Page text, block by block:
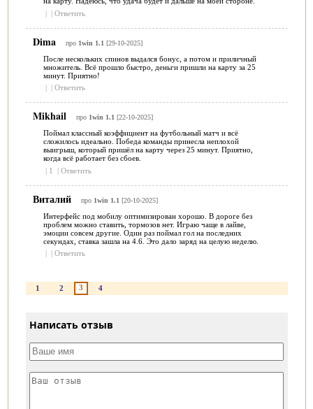
| | Ответить
Dima про 1win 1.1 [29-10-2025]
После нескольких спинов выдался бонус, а потом и приличный
множитель. Всё прошло быстро, деньги пришли на карту за 25
минут. Приятно!
| | Ответить
Mikhail про 1win 1.1 [22-10-2025]
Поймал классный коэффициент на футбольный матч и всё
сложилось идеально. Победа команды принесла неплохой
выигрыш, который пришёл на карту через 25 минут. Приятно,
когда всё работает без сбоев.
| 1 | Ответить
Виталий про 1win 1.1 [20-10-2025]
Интерфейс под мобилу оптимизирован хорошо. В дороге без
проблем можно ставить, тормозов нет. Играю чаще в лайве,
эмоции совсем другие. Один раз поймал гол на последних
секундах, ставка зашла на 4.6. Это дало заряд на целую неделю.
| | Ответить
1 2 3 4
Написать отзыв